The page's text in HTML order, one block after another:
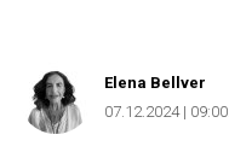
Elena Bellver
07.12.2024 | 09:00